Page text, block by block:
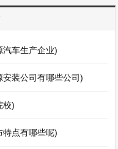
汽车生产企业)
装公司有哪些公司)
校)
特点有哪些呢)